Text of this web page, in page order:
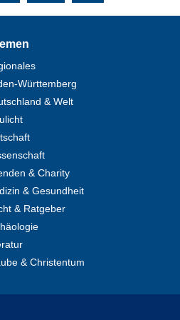
Württemberg
& Welt
& Charity
& Gesundheit
& Ratgeber
& Christentum